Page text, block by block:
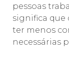
pessoas
significa que
ter menos
necessárias